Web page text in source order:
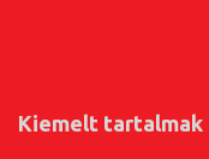
Kiemelt tartalmak